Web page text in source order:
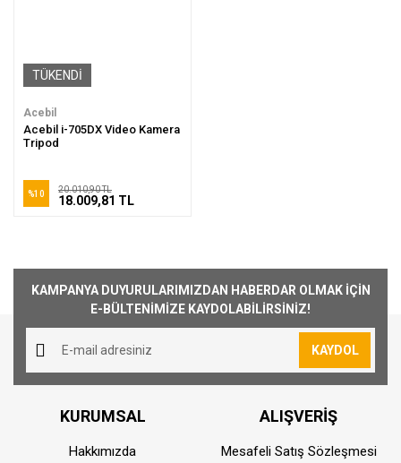
TÜKENDİ
Acebil
Acebil i-705DX Video Kamera
Tripod
%10 20.010,90 TL
18.009,81 TL
KAMPANYA DUYURULARIMIZDAN HABERDAR OLMAK İÇİN
E-BÜLTENİMİZE KAYDOLABİLİRSİNİZ!
KAYDOL
KURUMSAL
Hakkımızda
ALIŞVERİŞ
Mesafeli Satış Sözleşmesi